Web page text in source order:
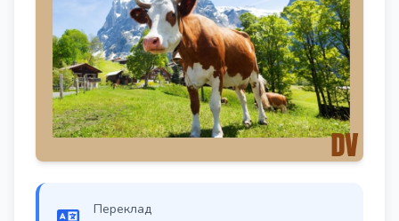
Переклад